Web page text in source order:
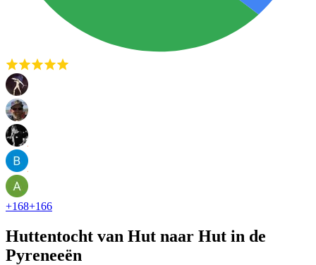
+168+166
Huttentocht van Hut naar Hut in de
Pyreneeën